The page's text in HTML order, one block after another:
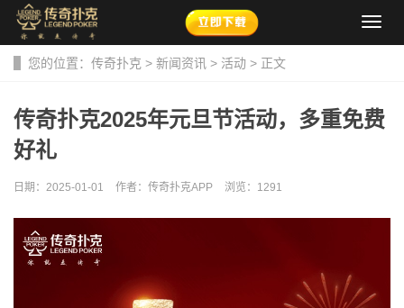
导
您的位置： 传奇扑克 > 新闻资讯 > 活动 > 正文
传奇扑克2025年元旦节活动，多重免费
好礼
日期：2025-01-01 作者：传奇扑克APP 浏览： 1291